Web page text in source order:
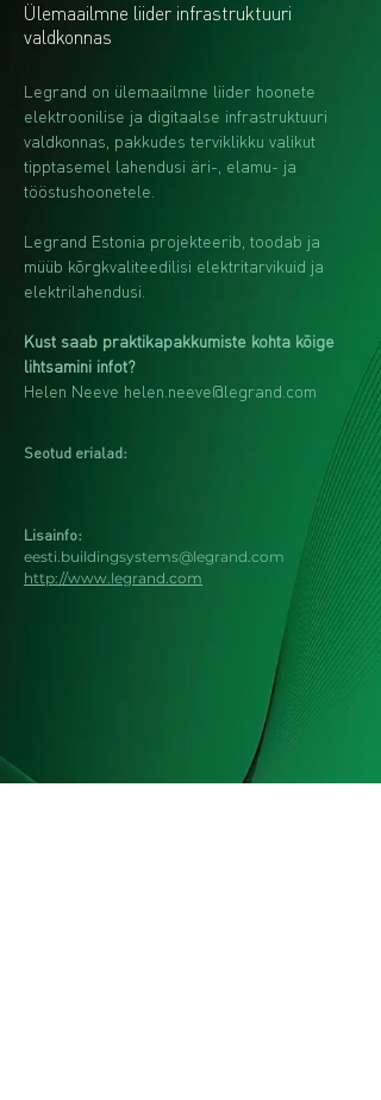
Ülemaailmne liider infrastruktuuri
valdkonnas
Legrand on ülemaailmne liider hoonete
elektroonilise ja digitaalse infrastruktuuri
valdkonnas, pakkudes terviklikku valikut
tipptasemel lahendusi äri-, elamu- ja
tööstushoonetele.
Legrand Estonia projekteerib, toodab ja
müüb kõrgkvaliteedilisi elektritarvikuid ja
elektrilahendusi.
Kust saab praktikapakkumiste kohta kõige
lihtsamini infot?
Helen Neeve helen.neeve@legrand.com
Seotud erialad:
Lisainfo:
eesti.buildingsystems@legrand.com
http://www.legrand.com